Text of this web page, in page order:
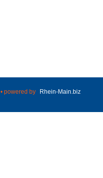
• powered by Rhein-Main.biz